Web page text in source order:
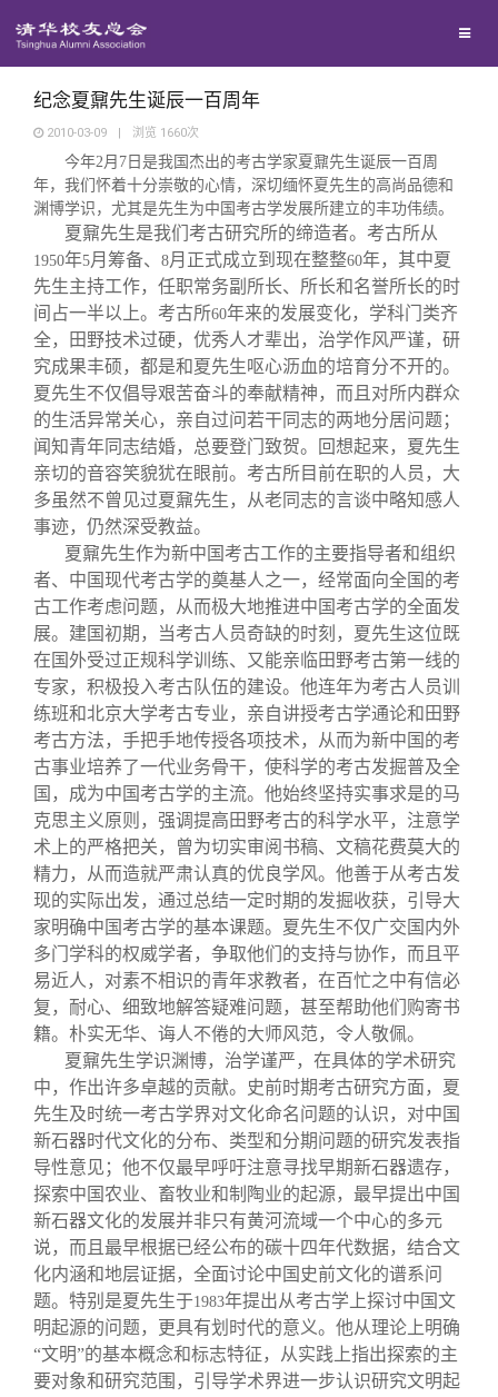
西南联大校友会
义工计划
新媒体平台
青春风采
校友文苑
校友讲坛
校友视界
校友服务
终身学习
信息化服务
三创大赛
实用信息
校友总会
总会简介
会长致辞
总会章程
理事会名单
制度法规
联系我们
关闭
纪念夏鼐先生诞辰一百周年
2010-03-09 | 浏览 1660次
今年2月 7 日是我国杰出的考古学家夏鼐先生诞辰一百周
年，我们怀着十分崇敬的心情，深切缅怀夏先生的高尚品德和
渊博学识，尤其是先生为中国考古学发展所建立的丰功伟绩。
夏鼐先生是我们考古研究所的缔造者。考古所从
1950年5月筹备、 8月正式成立到现在整整60年，其中夏
先生主持工作，任职常务副所长、所长和名誉所长的时
间占一半以上。考古所60年来的发展变化，学科门类齐
全，田野技术过硬，优秀人才辈出，治学作风严谨，研
究成果丰硕，都是和夏先生呕心沥血的培育分不开的。
夏先生不仅倡导艰苦奋斗的奉献精神，而且对所内群众
的生活异常关心，亲自过问若干同志的两地分居问题；
闻知青年同志结婚，总要登门致贺。回想起来，夏先生
亲切的音容笑貌犹在眼前。考古所目前在职的人员，大
多虽然不曾见过夏鼐先生，从老同志的言谈中略知感人
事迹，仍然深受教益。
夏鼐先生作为新中国考古工作的主要指导者和组织
者、中国现代考古学的奠基人之一，经常面向全国的考
古工作考虑问题，从而极大地推进中国考古学的全面发
展。建国初期，当考古人员奇缺的时刻，夏先生这位既
在国外受过正规科学训练、又能亲临田野考古第一线的
专家，积极投入考古队伍的建设。他连年为考古人员训
练班和北京大学考古专业，亲自讲授考古学通论和田野
考古方法，手把手地传授各项技术，从而为新中国的考
古事业培养了一代业务骨干，使科学的考古发掘普及全
国，成为中国考古学的主流。他始终坚持实事求是的马
克思主义原则，强调提高田野考古的科学水平，注意学
术上的严格把关，曾为切实审阅书稿、文稿花费莫大的
精力，从而造就严肃认真的优良学风。他善于从考古发
现的实际出发，通过总结一定时期的发掘收获，引导大
家明确中国考古学的基本课题。夏先生不仅广交国内外
多门学科的权威学者，争取他们的支持与协作，而且平
易近人，对素不相识的青年求教者，在百忙之中有信必
复，耐心、细致地解答疑难问题，甚至帮助他们购寄书
籍。朴实无华、诲人不倦的大师风范，令人敬佩。
夏鼐先生学识渊博，治学谨严，在具体的学术研究
中，作出许多卓越的贡献。史前时期考古研究方面，夏
先生及时统一考古学界对文化命名问题的认识，对中国
新石器时代文化的分布、类型和分期问题的研究发表指
导性意见；他不仅最早呼吁注意寻找早期新石器遗存，
探索中国农业、畜牧业和制陶业的起源，最早提出中国
新石器文化的发展并非只有黄河流域一个中心的多元
说，而且最早根据已经公布的碳十四年代数据，结合文
化内涵和地层证据，全面讨论中国史前文化的谱系问
题。特别是夏先生于1983年提出从考古学上探讨中国文
明起源的问题，更具有划时代的意义。他从理论上明确
“文明”的基本概念和标志特征，从实践上指出探索的主
要对象和研究范围，引导学术界进一步认识研究文明起